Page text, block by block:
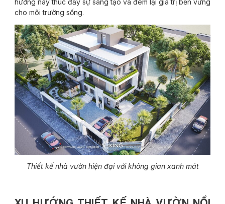
cho môi trường sống.
Thiết kế nhà vườn hiện đại với không gian xanh mát